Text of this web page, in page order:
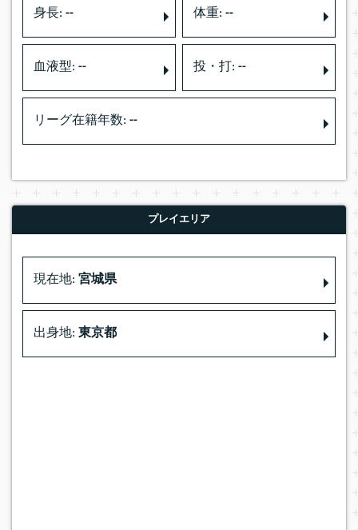
身長: -- 体重: --
血液型: -- 投・打: --
リーグ在籍年数: --
プレイエリア
現在地: 宮城県
出身地: 東京都